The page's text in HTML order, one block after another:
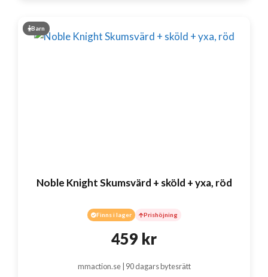
Barn
Noble Knight Skumsvärd + sköld + yxa, röd
Finns i lager Prishöjning
459 kr
mmaction.se | 90 dagars bytesrätt